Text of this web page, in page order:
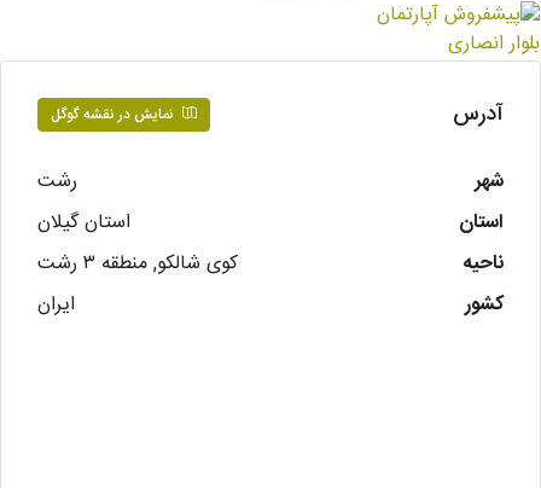
آدرس نمایش در نقشه گوگل
شهر
رشت
استان
استان گیلان
ناحیه
کوی شالکو, منطقه ۳ رشت
کشور
ایران